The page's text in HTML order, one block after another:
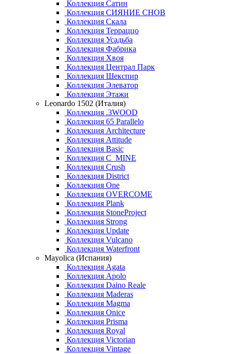
Коллекция Сатин
Коллекция СИЯНИЕ СНОВ
Коллекция Скала
Коллекция Терраццо
Коллекция Усадьба
Коллекция Фабрика
Коллекция Хвоя
Коллекция Централ Парк
Коллекция Шекспир
Коллекция Элеватор
Коллекция Этажи
Leonardo 1502 (Италия)
Коллекция .3WOOD
Коллекция 65 Parallelo
Коллекция Architecture
Коллекция Attitude
Коллекция Basic
Коллекция C_MINE
Коллекция Crush
Коллекция District
Коллекция One
Коллекция OVERCOME
Коллекция Plank
Коллекция StoneProject
Коллекция Strong
Коллекция Update
Коллекция Vulcano
Коллекция Waterfront
Mayolica (Испания)
Коллекция Agata
Коллекция Apolo
Коллекция Daino Reale
Коллекция Maderas
Коллекция Magma
Коллекция Onice
Коллекция Prisma
Коллекция Royal
Коллекция Victorian
Коллекция Vintage